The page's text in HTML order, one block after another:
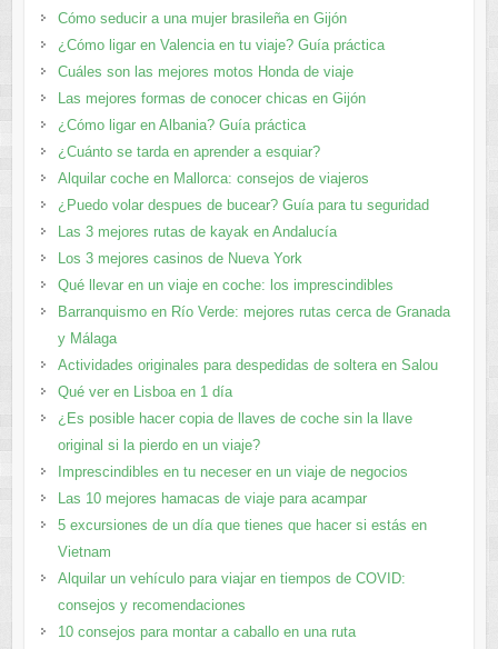
Cómo seducir a una mujer brasileña en Gijón
¿Cómo ligar en Valencia en tu viaje? Guía práctica
Cuáles son las mejores motos Honda de viaje
Las mejores formas de conocer chicas en Gijón
¿Cómo ligar en Albania? Guía práctica
¿Cuánto se tarda en aprender a esquiar?
Alquilar coche en Mallorca: consejos de viajeros
¿Puedo volar despues de bucear? Guía para tu seguridad
Las 3 mejores rutas de kayak en Andalucía
Los 3 mejores casinos de Nueva York
Qué llevar en un viaje en coche: los imprescindibles
Barranquismo en Río Verde: mejores rutas cerca de Granada
y Málaga
Actividades originales para despedidas de soltera en Salou
Qué ver en Lisboa en 1 día
¿Es posible hacer copia de llaves de coche sin la llave
original si la pierdo en un viaje?
Imprescindibles en tu neceser en un viaje de negocios
Las 10 mejores hamacas de viaje para acampar
5 excursiones de un día que tienes que hacer si estás en
Vietnam
Alquilar un vehículo para viajar en tiempos de COVID:
consejos y recomendaciones
10 consejos para montar a caballo en una ruta